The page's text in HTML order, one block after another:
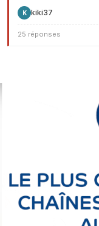
K kiki37
25 réponses